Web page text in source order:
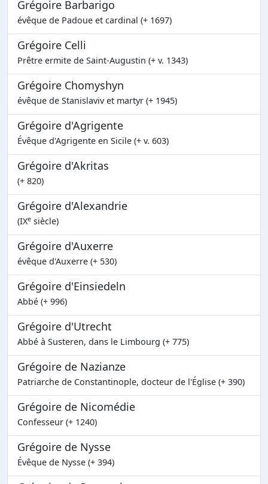
Grégoire Barbarigo
évêque de Padoue et cardinal (+ 1697)
Grégoire Celli
Prêtre ermite de Saint-Augustin (+ v. 1343)
Grégoire Chomyshyn
évêque de Stanislaviv et martyr (+ 1945)
Grégoire d'Agrigente
Évêque d'Agrigente en Sicile (+ v. 603)
Grégoire d'Akritas
(+ 820)
Grégoire d'Alexandrie
(IXe siècle)
Grégoire d'Auxerre
évêque d'Auxerre (+ 530)
Grégoire d'Einsiedeln
Abbé (+ 996)
Grégoire d'Utrecht
Abbé à Susteren, dans le Limbourg (+ 775)
Grégoire de Nazianze
Patriarche de Constantinople, docteur de l'Église (+ 390)
Grégoire de Nicomédie
Confesseur (+ 1240)
Grégoire de Nysse
Évêque de Nysse (+ 394)